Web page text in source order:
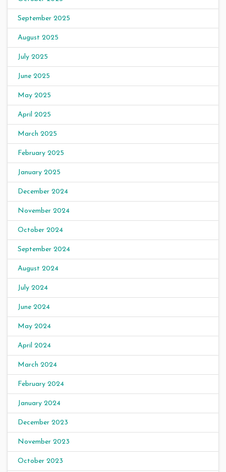
September 2025
August 2025
July 2025
June 2025
May 2025
April 2025
March 2025
February 2025
January 2025
December 2024
November 2024
October 2024
September 2024
August 2024
July 2024
June 2024
May 2024
April 2024
March 2024
February 2024
January 2024
December 2023
November 2023
October 2023